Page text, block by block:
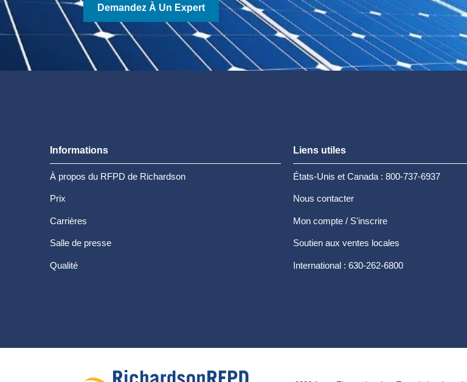
Demandez À Un Expert
Informations
À propos du RFPD de Richardson
Prix
Carrières
Salle de presse
Qualité
Liens utiles
États-Unis et Canada : 800-737-6937
Nous contacter
Mon compte / S'inscrire
Soutien aux ventes locales
International : 630-262-6800